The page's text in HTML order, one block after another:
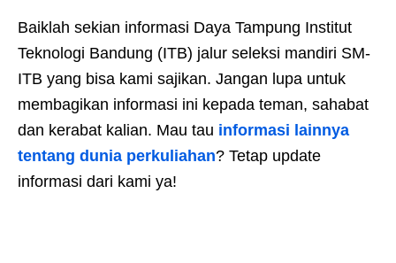
Baiklah sekian informasi Daya Tampung Institut
Teknologi Bandung (ITB) jalur seleksi mandiri SM-
ITB yang bisa kami sajikan. Jangan lupa untuk
membagikan informasi ini kepada teman, sahabat
dan kerabat kalian. Mau tau informasi lainnya
tentang dunia perkuliahan? Tetap update
informasi dari kami ya!